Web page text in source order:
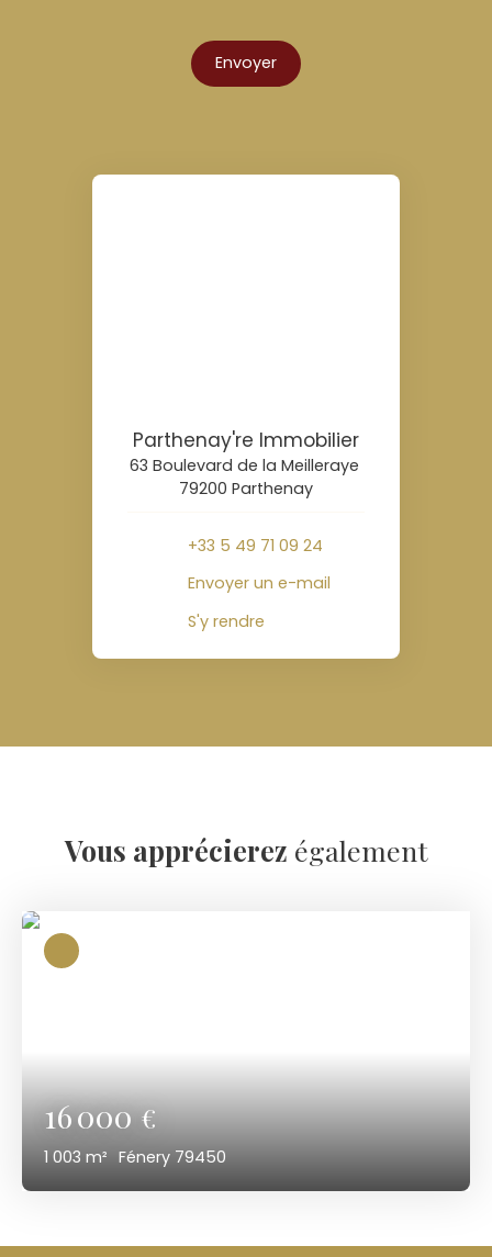
Envoyer
Parthenay're Immobilier
63 Boulevard de la Meilleraye
79200 Parthenay
+33 5 49 71 09 24
Envoyer un e-mail
S'y rendre
Vous apprécierez également
16 000€
1 003 m² Fénery 79450